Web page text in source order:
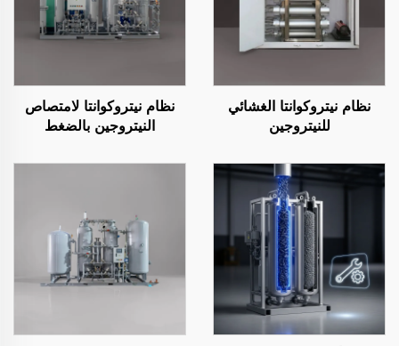
نظام نيتروكوانتا الغشائي
للنيتروجين
نظام نيتروكوانتا لامتصاص
النيتروجين بالضغط